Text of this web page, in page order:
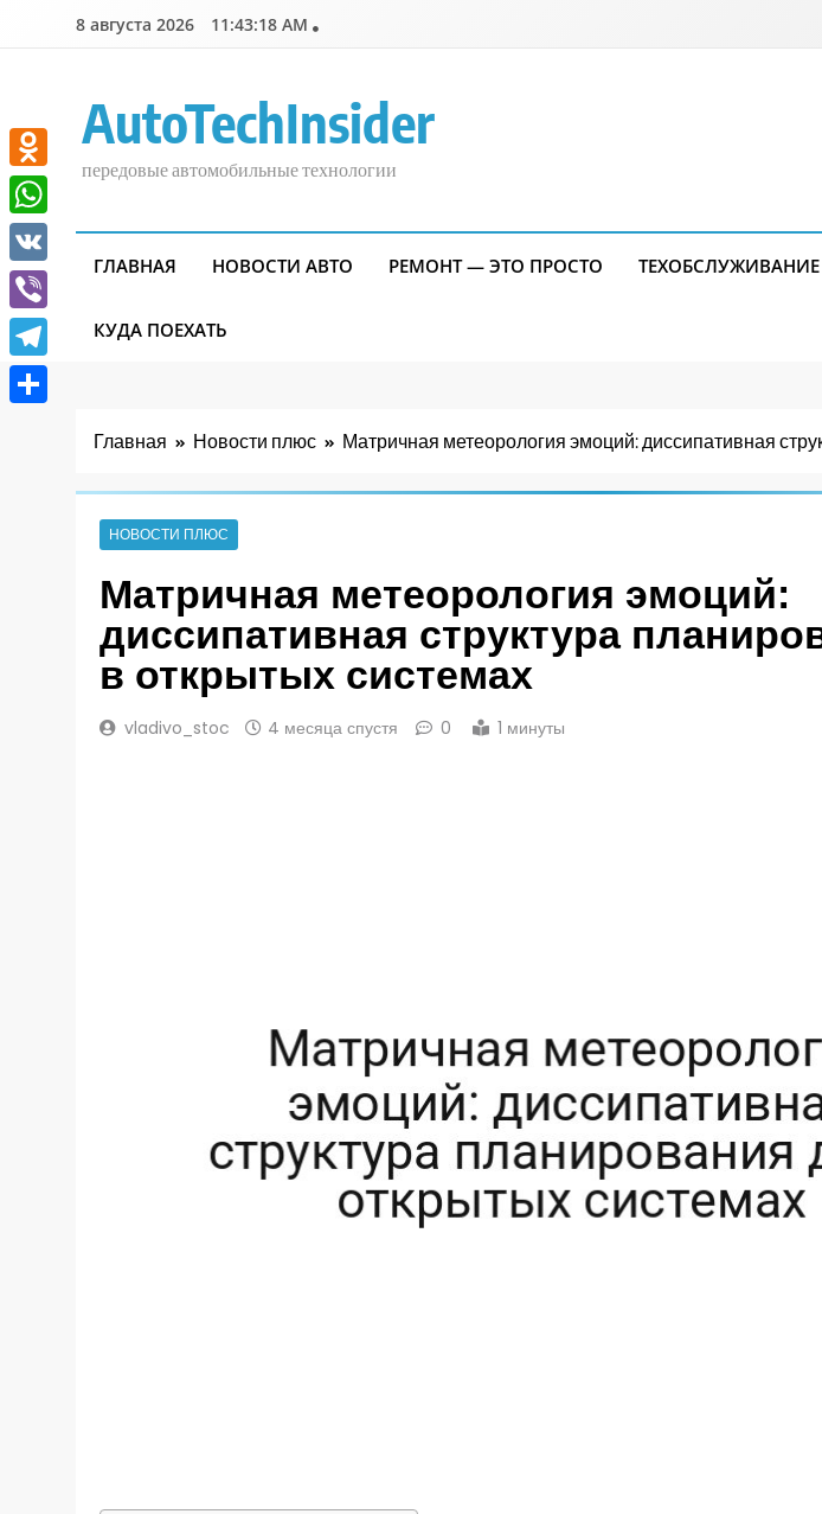
8 августа 2026 11:43:19 AM
AutoTechInsider
передовые автомобильные технологии
ГЛАВНАЯ НОВОСТИ АВТО РЕМОНТ — ЭТО ПРОСТО
КУДА ПОЕХАТЬ
Главная Новости плюс Матричная метеорология эмоций: диссипативная
НОВОСТИ ПЛЮС
Матричная метеорология эмоций:
диссипативная структура
в открытых системах
vladivo_stoc 4 месяца спустя 0 1 минуты
Odnoklassniki
WhatsApp
VK
Viber
Telegram